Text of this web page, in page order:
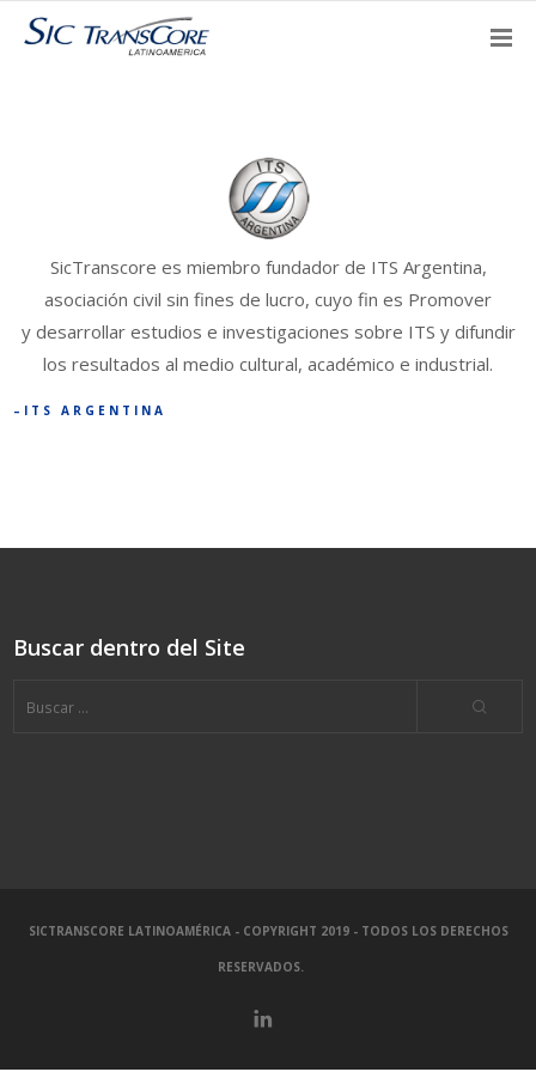
SicTranscore es miembro fundador de ITS Argentina,
asociación civil sin fines de lucro, cuyo fin es Promover
y desarrollar estudios e investigaciones sobre ITS y difundir
los resultados al medio cultural, académico e industrial.
ITS ARGENTINA
Buscar dentro del Site
SICTRANSCORE LATINOAMÉRICA - COPYRIGHT 2019 - TODOS LOS DERECHOS
RESERVADOS.